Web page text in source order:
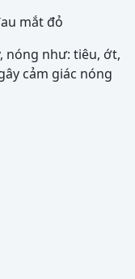
mắt đỏ
nóng như: tiêu, ớt,
cảm giác nóng